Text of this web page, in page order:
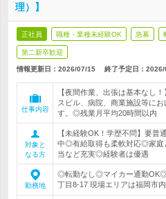
理）】
正社員 職種・業種未経験OK 急募
第二新卒歓迎
情報更新日：2026/07/15 終了予定日： 2026/
仕事内容
【夜間作業、出張は基本なし
スビル、病院、商業施設等に
す。◎残業月平均20時間以内
対象と
なる方
【未経験OK！学歴不問】要
中◎有給取得も柔軟対応◎家庭
当など充実◎経験者は優遇
勤務地
◎転勤なし◎マイカー通勤OK◎
丁目8-17 現場エリアは福岡市